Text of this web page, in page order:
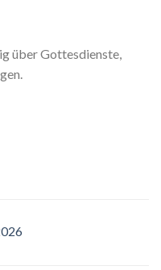
über Gottesdienste,